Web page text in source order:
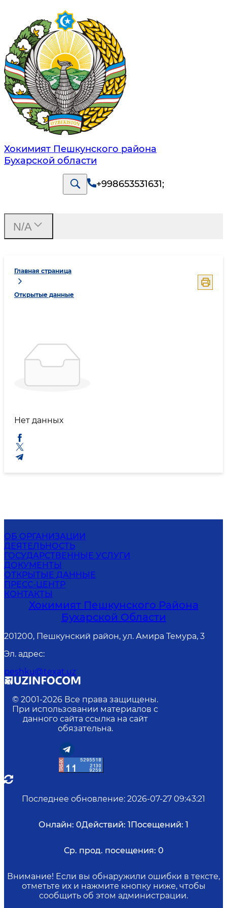
Хокимият Пешкунского района
Бухарской области
+998653531631;
Главная страница
Открытые данные
Нет данных
N/A
ОБ ОРГАНИЗАЦИИ
ДЕЯТЕЛЬНОСТЬ
ГОСУДАРСТВЕННЫЕ УСЛУГИ
ДОКУМЕНТЫ
ОТКРЫТЫЕ ДАННЫЕ
ПРЕСС-ЦЕНТР
КОНТАКТЫ
Хокимият Пешкунского Района
Бухарской Области
201200, Пешкунский район, ул. Амира Темура, 3
Эл. адрес:
peshku@texat.uz
© 2001-2026 Все права защищены.
При использовании материалов с
данного сайта ссылка на сайт
обязательна.
Последнее обновление: 2026-07-27 09:43:21
Онлайн: 0Действий: 1Посещений: 1
Ср. прод. посещения: 0
Внимание! Если вы обнаружили ошибки в тексте,
отметьте их и нажмите кнопку ниже, чтобы
сообщить об этом администрации.